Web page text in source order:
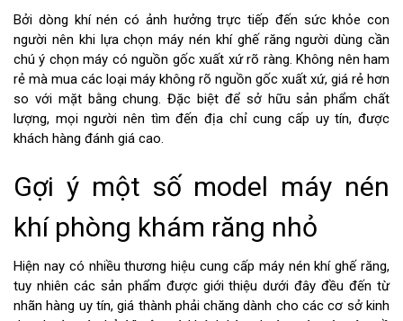
Bởi dòng khí nén có ảnh hưởng trực tiếp đến sức khỏe con
người nên khi lựa chọn máy nén khí ghế răng người dùng cần
chú ý chọn máy có nguồn gốc xuất xứ rõ ràng. Không nên ham
rẻ mà mua các loại máy không rõ nguồn gốc xuất xứ, giá rẻ hơn
so với mặt bằng chung. Đặc biệt để sở hữu sản phẩm chất
lượng, mọi người nên tìm đến địa chỉ cung cấp uy tín, được
khách hàng đánh giá cao.
Gợi ý một số model máy nén
khí phòng khám răng nhỏ
Hiện nay có nhiều thương hiệu cung cấp máy nén khí ghế răng,
tuy nhiên các sản phẩm được giới thiệu dưới đây đều đến từ
nhãn hàng uy tín, giá thành phải chăng dành cho các cơ sở kinh